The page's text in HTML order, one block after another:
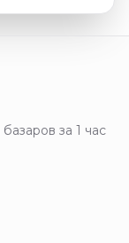
за 1 час